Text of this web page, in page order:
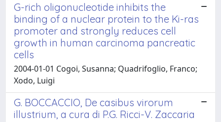
G-rich oligonucleotide inhibits the
binding of a nuclear protein to the Ki-ras
promoter and strongly reduces cell
growth in human carcinoma pancreatic
cells
2004-01-01 Cogoi, Susanna; Quadrifoglio, Franco;
Xodo, Luigi
G. BOCCACCIO, De casibus virorum
illustrium, a cura di P.G. Ricci-V. Zaccaria